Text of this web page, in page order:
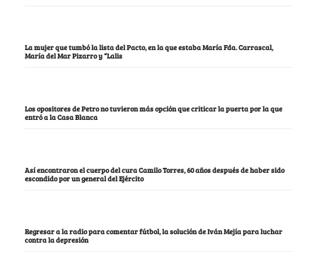
La mujer que tumbó la lista del Pacto, en la que estaba María Fda. Carrascal,
María del Mar Pizarro y “Lalis
Los opositores de Petro no tuvieron más opción que criticar la puerta por la que
entró a la Casa Blanca
Así encontraron el cuerpo del cura Camilo Torres, 60 años después de haber sido
escondido por un general del Ejército
Regresar a la radio para comentar fútbol, la solución de Iván Mejía para luchar
contra la depresión